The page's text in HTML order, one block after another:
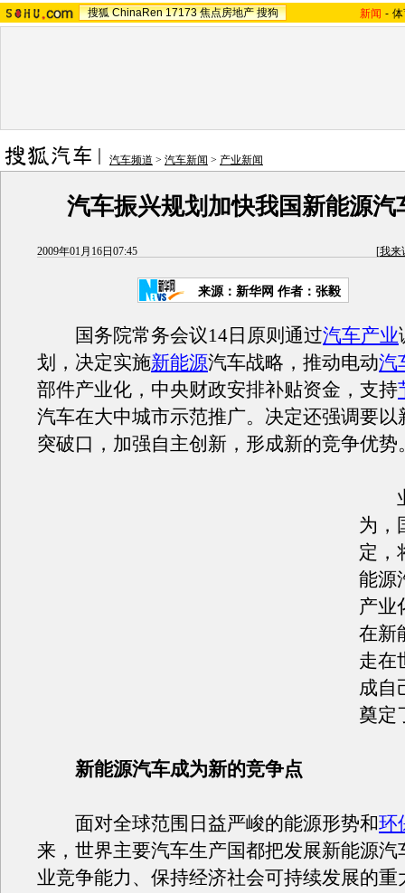
搜狐 ChinaRen 17173 焦点房地产 搜狗 新闻 -
汽车频道 > 汽车新闻 > 产业新闻
汽车振兴规划加快我国新能源汽
2009年01月16日07:45 [我来
来源：新华网 作者：张毅
国务院常务会议14日原则通过汽车产业
划，决定实施新能源汽车战略，推动电动汽
部件产业化，中央财政安排补贴资金，支持
汽车在大中城市示范推广。决定还强调要以
突破口，加强自主创新，形成新的竞争优势
业
为，
定，
能源
产业
在新
走在
成自
奠定
新能源汽车成为新的竞争点
面对全球范围日益严峻的能源形势和环
来，世界主要汽车生产国都把发展新能源汽
业竞争能力、保持经济社会可持续发展的重